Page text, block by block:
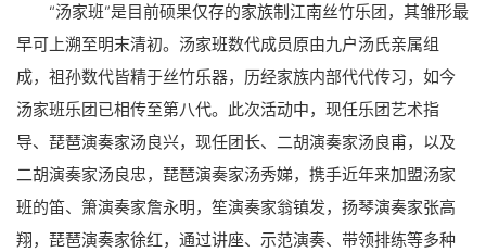
“汤家班”是目前硕果仅存的家族制江南丝竹乐团，其雏形最
早可上溯至明末清初。汤家班数代成员原由九户汤氏亲属组
成，祖孙数代皆精于丝竹乐器，历经家族内部代代传习，如今
汤家班乐团已相传至第八代。此次活动中，现任乐团艺术指
导、琵琶演奏家汤良兴，现任团长、二胡演奏家汤良甫，以及
二胡演奏家汤良忠，琵琶演奏家汤秀娣，携手近年来加盟汤家
班的笛、箫演奏家詹永明，笙演奏家翁镇发，扬琴演奏家张高
翔，琵琶演奏家徐红，通过讲座、示范演奏、带领排练等多种